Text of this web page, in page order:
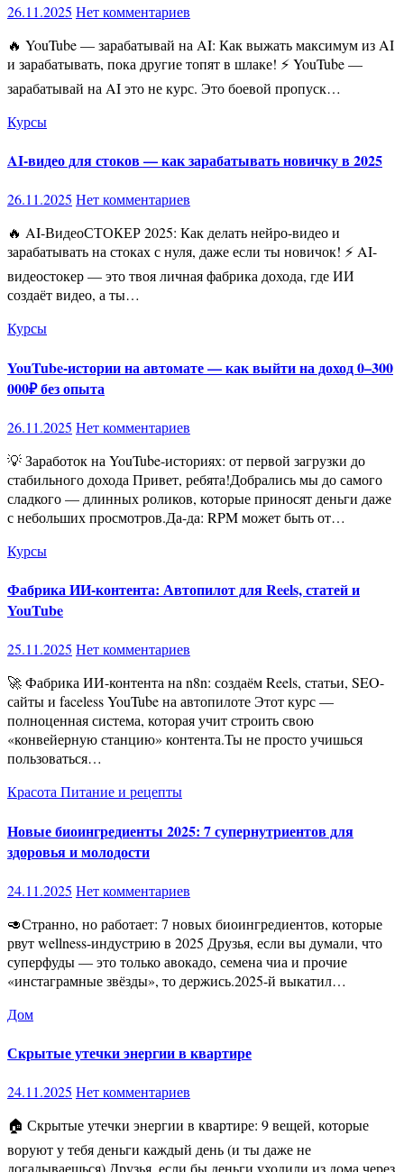
26.11.2025 Нет комментариев
🔥 YouTube — зарабатывай на AI: Как выжать максимум из AI
и зарабатывать, пока другие топят в шлаке! ⚡ YouTube —
зарабатывай на AI это не курс. Это боевой пропуск…
Курсы
AI-видео для стоков — как зарабатывать новичку в 2025
26.11.2025 Нет комментариев
🔥 AI-ВидеоСТОКЕР 2025: Как делать нейро-видео и
зарабатывать на стоках с нуля, даже если ты новичок! ⚡ AI-
видеостокер — это твоя личная фабрика дохода, где ИИ
создаёт видео, а ты…
Курсы
YouTube-истории на автомате — как выйти на доход 0–300
000₽ без опыта
26.11.2025 Нет комментариев
💡 Заработок на YouTube-историях: от первой загрузки до
стабильного дохода Привет, ребята!Добрались мы до самого
сладкого — длинных роликов, которые приносят деньги даже
с небольших просмотров.Да-да: RPM может быть от…
Курсы
Фабрика ИИ-контента: Автопилот для Reels, статей и
YouTube
25.11.2025 Нет комментариев
🚀 Фабрика ИИ-контента на n8n: создаём Reels, статьи, SEO-
сайты и faceless YouTube на автопилоте Этот курс —
полноценная система, которая учит строить свою
«конвейерную станцию» контента.Ты не просто учишься
пользоваться…
КрасотаПитание и рецепты
Новые биоингредиенты 2025: 7 супернутриентов для
здоровья и молодости
24.11.2025 Нет комментариев
🥑Странно, но работает: 7 новых биоингредиентов, которые
рвут wellness-индустрию в 2025 Друзья, если вы думали, что
суперфуды — это только авокадо, семена чиа и прочие
«инстаграмные звёзды», то держись.2025-й выкатил…
Дом
Скрытые утечки энергии в квартире
24.11.2025 Нет комментариев
🏠 Скрытые утечки энергии в квартире: 9 вещей, которые
воруют у тебя деньги каждый день (и ты даже не